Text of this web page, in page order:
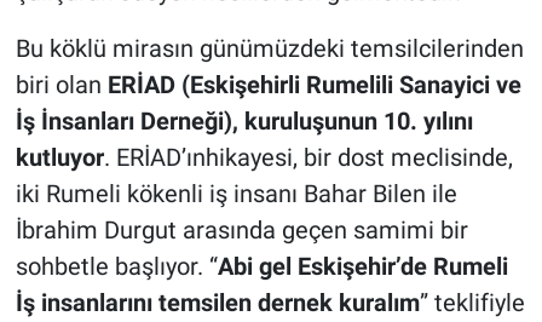
Bu köklü mirasın günümüzdeki temsilcilerinden
biri olan ERİAD (Eskişehirli Rumelili Sanayici ve
İş İnsanları Derneği), kuruluşunun 10. yılını
kutluyor. ERİAD’ınhikayesi, bir dost meclisinde,
iki Rumeli kökenli iş insanı Bahar Bilen ile
İbrahim Durgut arasında geçen samimi bir
sohbetle başlıyor. “Abi gel Eskişehir’de Rumeli
İş insanlarını temsilen dernek kuralım” teklifiyle